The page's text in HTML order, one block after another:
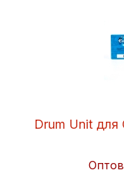
Drum Unit для